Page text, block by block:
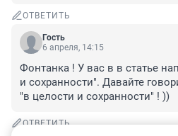
ОТВЕТИТЬ
Гость
6 апреля, 14:15
Фонтанка ! У вас в в статье
и сохранности". Давайте
"в целости и сохранности" ! ))
ОТВЕТИТЬ